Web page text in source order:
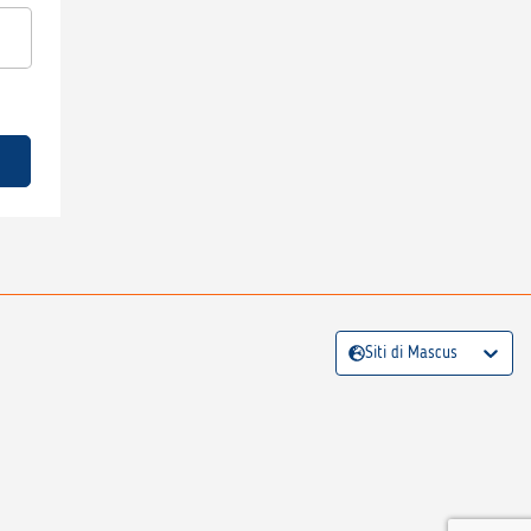
Siti di Mascus